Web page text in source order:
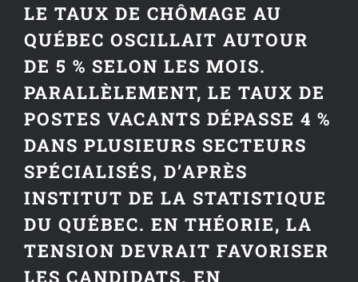
LE TAUX DE CHÔMAGE AU
QUÉBEC OSCILLAIT AUTOUR
DE 5 % SELON LES MOIS.
PARALLÈLEMENT, LE TAUX DE
POSTES VACANTS DÉPASSE 4 %
DANS PLUSIEURS SECTEURS
SPÉCIALISÉS, D’APRÈS
INSTITUT DE LA STATISTIQUE
DU QUÉBEC. EN THÉORIE, LA
TENSION DEVRAIT FAVORISER
LES CANDIDATS. EN